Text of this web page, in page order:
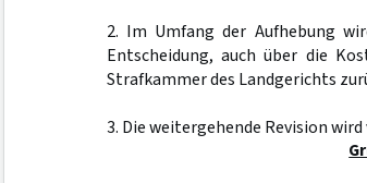
2. Im Umfang der Aufhebung
Entscheidung, auch über die
Strafkammer des Landgerichts
3. Die weitergehende Revision